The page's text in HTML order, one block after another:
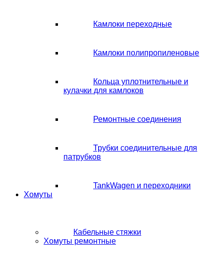
Камлоки переходные
Камлоки полипропиленовые
Кольца уплотнительные и
кулачки для камлоков
Ремонтные соединения
Трубки соединительные для
патрубков
TankWagen и переходники
Хомуты
Кабельные стяжки
Хомуты ремонтные